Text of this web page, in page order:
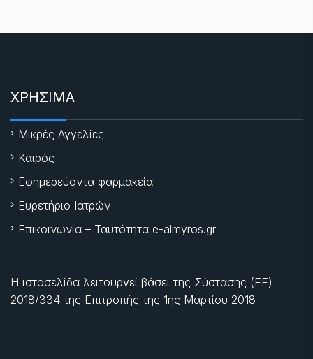
ΧΡΗΣΙΜΑ
Μικρές Αγγελίες
Καιρός
Εφημερεύοντα φαρμακεία
Ευρετήριο Ιατρών
Επικοινωνία – Ταυτότητα e-almyros.gr
Η ιστοσελίδα λειτουργεί βάσει της Σύστασης (ΕΕ)
2018/334 της Επιτροπής της 1ης Μαρτίου 2018